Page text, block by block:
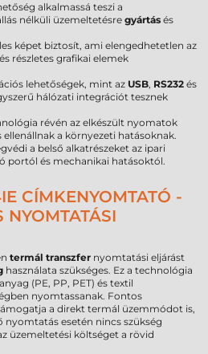
alkalmassá teszi a
nélküli üzemeltetésre gyártás és
képet biztosít, ami elengedhetetlen az
részletes grafikai elemek
lehetőségek, mint az USB, RS232 és
hálózati integrációt tesznek
révén az elkészült nyomatok
a környezeti hatásoknak.
a belső alkatrészeket az ipari
portól és mechanikai hatásoktól.
CÍMKENYOMTATÓ -
NYOMTATÁSI
termál transzfer nyomtatási eljárást
használata szükséges. Ez a technológia
(PE, PP, PET) és textil
nyomtassanak. Fontos
a direkt termál üzemmódot is,
esetén nincs szükség
üzemeltetési költséget a rövid